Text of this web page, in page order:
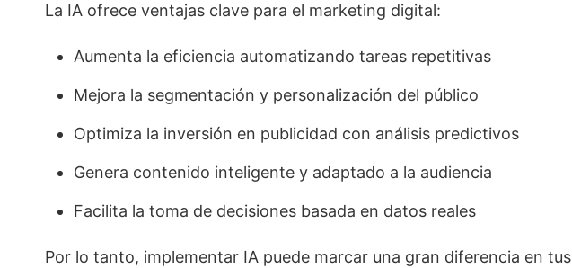
La IA ofrece ventajas clave para el marketing digital:
Aumenta la eficiencia automatizando tareas repetitivas
Mejora la segmentación y personalización del público
Optimiza la inversión en publicidad con análisis predictivos
Genera contenido inteligente y adaptado a la audiencia
Facilita la toma de decisiones basada en datos reales
Por lo tanto, implementar IA puede marcar una gran diferencia en tus